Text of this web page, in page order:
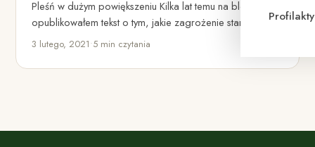
Pleśń w dużym powiększeniu Kilka lat temu na blogu
opublikowałem tekst o tym, jakie zagrożenie stanowi dla
nas…
3 lutego, 2021•5 min czytania